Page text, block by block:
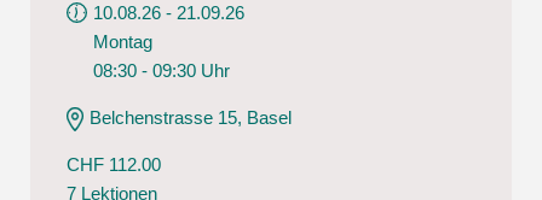
10.08.26 - 21.09.26
Montag
08:30 - 09:30 Uhr
Belchenstrasse 15, Basel
CHF 112.00
7 Lektionen